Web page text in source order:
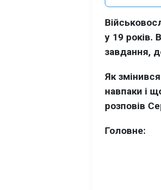
у 19 років.
завдання,
Як
навпаки і
розповів
Головне: